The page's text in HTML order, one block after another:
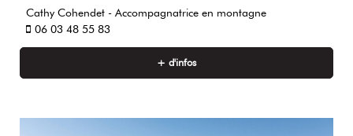
Cathy Cohendet - Accompagnatrice en montagne
06 03 48 55 83
+ d'infos